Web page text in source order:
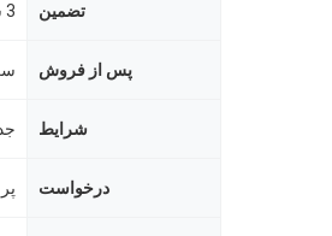
تضمین 3 سال
پس از فروش
شرایط
درخواست